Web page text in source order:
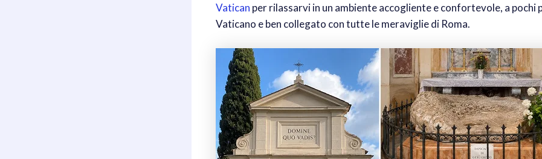
Vatican per rilassarvi in un ambiente accogliente e confortevole, a pochi
Vaticano e ben collegato con tutte le meraviglie di Roma.